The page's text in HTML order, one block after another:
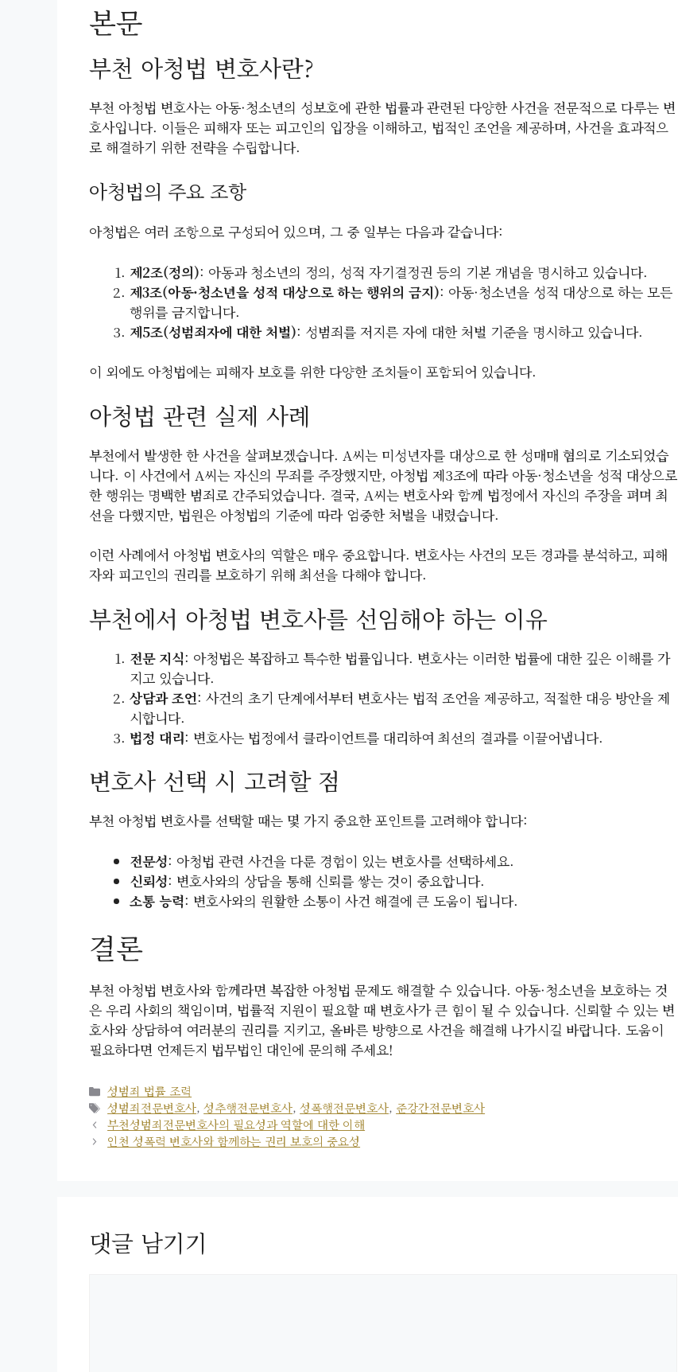
본문
부천 아청법 변호사란?
부천 아청법 변호사는 아동·청소년의 성보호에 관한 법률과 관련된 다양한 사건을 전문적으로 다루는 변
호사입니다. 이들은 피해자 또는 피고인의 입장을 이해하고, 법적인 조언을 제공하며, 사건을 효과적으
로 해결하기 위한 전략을 수립합니다.
아청법의 주요 조항
아청법은 여러 조항으로 구성되어 있으며, 그 중 일부는 다음과 같습니다:
제2조(정의): 아동과 청소년의 정의, 성적 자기결정권 등의 기본 개념을 명시하고 있습니다.
제3조(아동·청소년을 성적 대상으로 하는 행위의 금지): 아동·청소년을 성적 대상으로 하는 모든
행위를 금지합니다.
제5조(성범죄자에 대한 처벌): 성범죄를 저지른 자에 대한 처벌 기준을 명시하고 있습니다.
이 외에도 아청법에는 피해자 보호를 위한 다양한 조치들이 포함되어 있습니다.
아청법 관련 실제 사례
부천에서 발생한 한 사건을 살펴보겠습니다. A씨는 미성년자를 대상으로 한 성매매 혐의로 기소되었습
니다. 이 사건에서 A씨는 자신의 무죄를 주장했지만, 아청법 제3조에 따라 아동·청소년을 성적 대상으로
한 행위는 명백한 범죄로 간주되었습니다. 결국, A씨는 변호사와 함께 법정에서 자신의 주장을 펴며 최
선을 다했지만, 법원은 아청법의 기준에 따라 엄중한 처벌을 내렸습니다.
이런 사례에서 아청법 변호사의 역할은 매우 중요합니다. 변호사는 사건의 모든 경과를 분석하고, 피해
자와 피고인의 권리를 보호하기 위해 최선을 다해야 합니다.
부천에서 아청법 변호사를 선임해야 하는 이유
전문 지식: 아청법은 복잡하고 특수한 법률입니다. 변호사는 이러한 법률에 대한 깊은 이해를 가
지고 있습니다.
상담과 조언: 사건의 초기 단계에서부터 변호사는 법적 조언을 제공하고, 적절한 대응 방안을 제
시합니다.
법정 대리: 변호사는 법정에서 클라이언트를 대리하여 최선의 결과를 이끌어냅니다.
변호사 선택 시 고려할 점
부천 아청법 변호사를 선택할 때는 몇 가지 중요한 포인트를 고려해야 합니다:
전문성: 아청법 관련 사건을 다룬 경험이 있는 변호사를 선택하세요.
신뢰성: 변호사와의 상담을 통해 신뢰를 쌓는 것이 중요합니다.
소통 능력: 변호사와의 원활한 소통이 사건 해결에 큰 도움이 됩니다.
결론
부천 아청법 변호사와 함께라면 복잡한 아청법 문제도 해결할 수 있습니다. 아동·청소년을 보호하는 것
은 우리 사회의 책임이며, 법률적 지원이 필요할 때 변호사가 큰 힘이 될 수 있습니다. 신뢰할 수 있는 변
호사와 상담하여 여러분의 권리를 지키고, 올바른 방향으로 사건을 해결해 나가시길 바랍니다. 도움이
필요하다면 언제든지 법무법인 대인에 문의해 주세요!
카
테
고
리
성범죄 법률 조력
태
그
성범죄전문변호사,성추행전문변호사,성폭행전문변호사, 준강간전문변호사
부천성범죄전문변호사의 필요성과 역할에 대한 이해
인천 성폭력 변호사와 함께하는 권리 보호의 중요성
댓글 남기기